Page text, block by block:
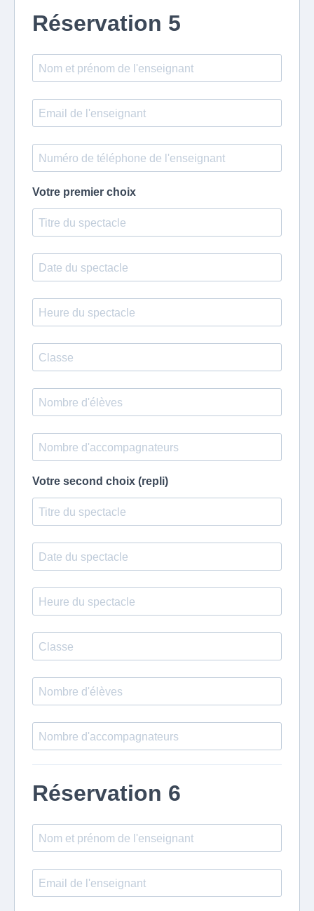
Réservation 5
Votre premier choix
Votre second choix (repli)
Réservation 6